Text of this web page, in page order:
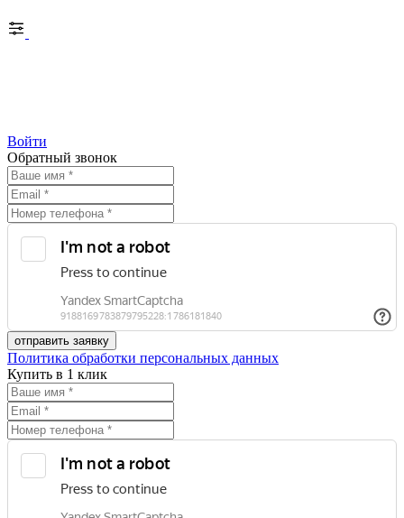
Войти
Обратный звонок
Политика обработки персональных данных
Купить в 1 клик